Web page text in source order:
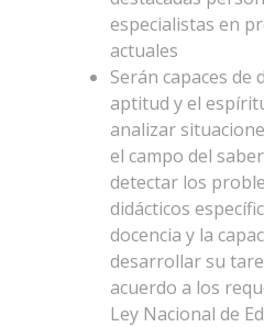
especialistas en
actuales
Serán capaces de
aptitud y el
analizar
el campo del
detectar los
didácticos
docencia y la
desarrollar su
acuerdo a los
Ley Nacional de